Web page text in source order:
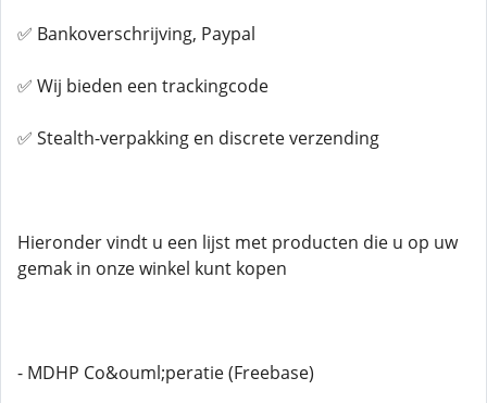
✅ Bankoverschrijving, Paypal
✅ Wij bieden een trackingcode
✅ Stealth-verpakking en discrete verzending
Hieronder vindt u een lijst met producten die u op uw
gemak in onze winkel kunt kopen
- MDHP Co&ouml;peratie (Freebase)